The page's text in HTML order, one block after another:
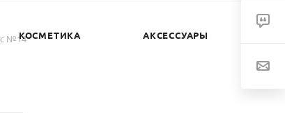
КОСМЕТИКА АКСЕССУАРЫ
№14